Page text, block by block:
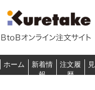
ホーム
新着情
報
注文履
歴